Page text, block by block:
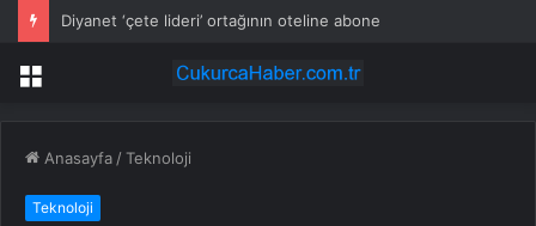
Diyanet ‘çete lideri’ ortağının oteline abone
Menü
Anasayfa /Teknoloji
Teknoloji